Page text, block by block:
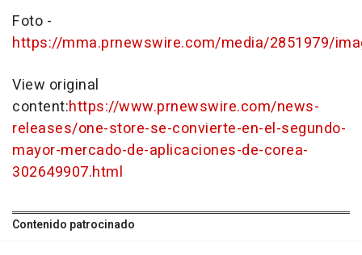
Foto -
https://mma.prnewswire.com/media/2851979/
View original
content:https://www.prnewswire.com/news-
releases/one-store-se-convierte-en-el-segundo-
mayor-mercado-de-aplicaciones-de-corea-
302649907.html
Contenido patrocinado